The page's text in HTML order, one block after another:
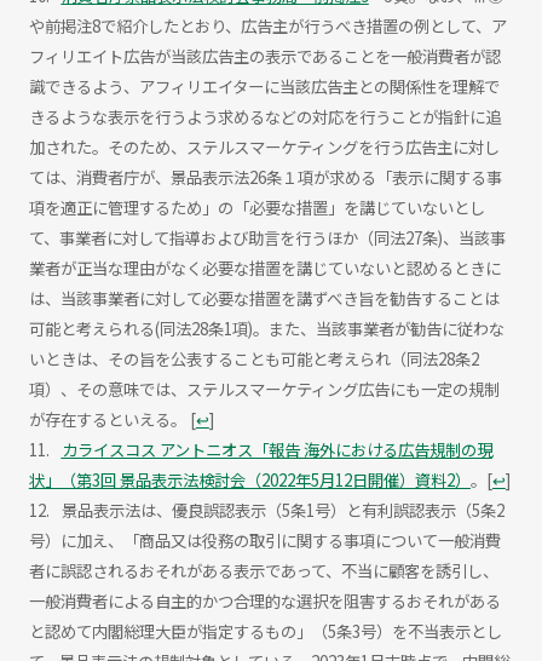
や前掲注8で紹介したとおり、広告主が行うべき措置の例として、ア
フィリエイト広告が当該広告主の表示であることを一般消費者が認
識できるよう、アフィリエイターに当該広告主との関係性を理解で
きるような表示を行うよう求めるなどの対応を行うことが指針に追
加された。そのため、ステルスマーケティングを行う広告主に対し
ては、消費者庁が、景品表示法26条１項が求める「表示に関する事
項を適正に管理するため」の「必要な措置」を講じていないとし
て、事業者に対して指導および助言を行うほか（同法27条)、当該事
業者が正当な理由がなく必要な措置を講じていないと認めるときに
は、当該事業者に対して必要な措置を講ずべき旨を勧告することは
可能と考えられる(同法28条1項)。また、当該事業者が勧告に従わな
いときは、その旨を公表することも可能と考えられ（同法28条2
項）、その意味では、ステルスマーケティング広告にも一定の規制
が存在するといえる。 [↩]
カライスコス アントニオス「報告 海外における広告規制の現
状」（第3回 景品表示法検討会（2022年5月12日開催）資料2） 。 [↩]
景品表示法は、優良誤認表示（5条1号）と有利誤認表示（5条2
号）に加え、「商品又は役務の取引に関する事項について一般消費
者に誤認されるおそれがある表示であって、不当に顧客を誘引し、
一般消費者による自主的かつ合理的な選択を阻害するおそれがある
と認めて内閣総理大臣が指定するもの」（5条3号）を不当表示とし